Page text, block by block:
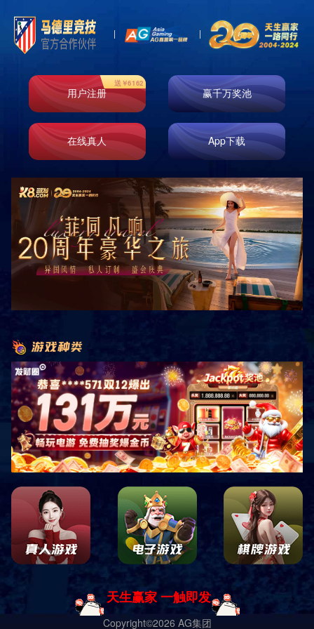
Toggle
河北眼科医院
作者：admin 发布时间：2017-09-27 15:03
上一篇：北京万达广场
下一篇：郑州市省体工大队